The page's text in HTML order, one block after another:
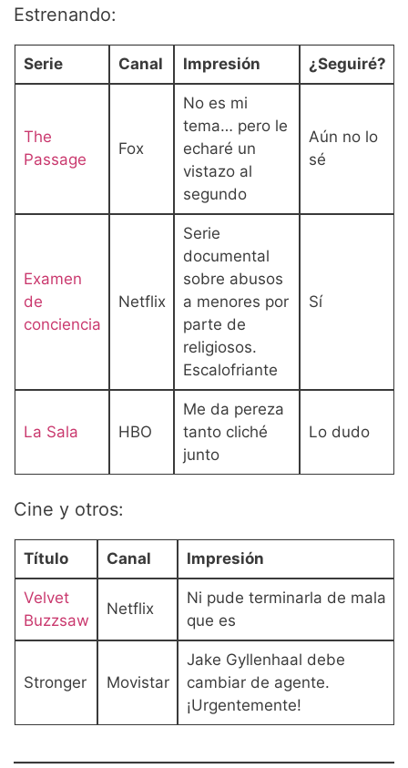
Estrenando:
Serie Canal Impresión ¿Seguiré?
The
Passage
Fox
No es mi
tema… pero le
echaré un
vistazo al
segundo
Aún no lo
sé
Examen
de
conciencia
Netflix
Serie
documental
sobre abusos
a menores por
parte de
religiosos.
Escalofriante
Sí
La Sala HBO
Me da pereza
tanto cliché
junto
Lo dudo
Cine y otros:
Título Canal Impresión
Velvet
Buzzsaw
Netflix
Ni pude terminarla de mala
que es
Stronger Movistar
Jake Gyllenhaal debe
cambiar de agente.
¡Urgentemente!